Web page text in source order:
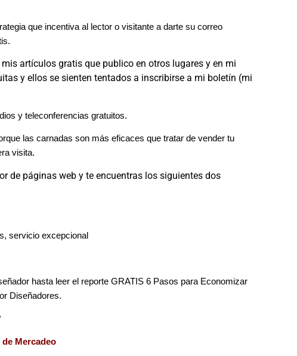
que incentiva al lector o visitante a darte su correo
mis artículos gratis que publico en otros lugares y en mi
y ellos se sienten tentados a inscribirse a mi boletín (mi
y teleconferencias gratuitos.
las carnadas son más eficaces que tratar de vender tu
visita.
de páginas web y te encuentras los siguientes dos
servicio excepcional
hasta leer el reporte GRATIS 6 Pasos para Economizar
Diseñadores.
Mercadeo